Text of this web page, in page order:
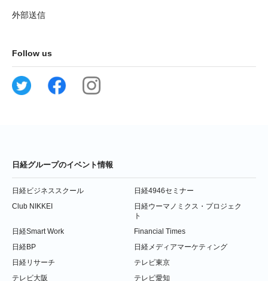
外部送信
Follow us
日経グループのイベント情報
日経ビジネススクール
日経4946セミナー
Club NIKKEI
日経ウーマノミクス・プロジェク
ト
日経Smart Work
Financial Times
日経BP
日経メディアマーケティング
日経リサーチ
テレビ東京
テレビ大阪
テレビ愛知